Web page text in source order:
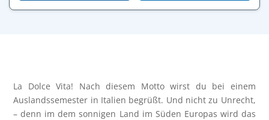
La Dolce Vita! Nach diesem Motto wirst du bei einem
Auslandssemester in Italien begrüßt. Und nicht zu Unrecht,
– denn im dem sonnigen Land im Süden Europas wird das